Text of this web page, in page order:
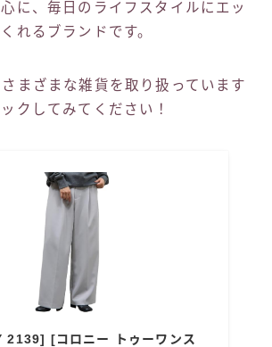
に、毎日のライフスタイルにエッ
れるブランドです。
まざまな雑貨を取り扱っています
クしてみてください！
2139] [コロニー トゥーワンス